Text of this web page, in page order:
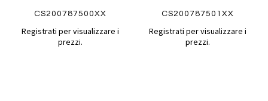
CS200787500XX
Registrati per visualizzare i
prezzi.
CS200787501XX
Registrati per visualizzare i
prezzi.